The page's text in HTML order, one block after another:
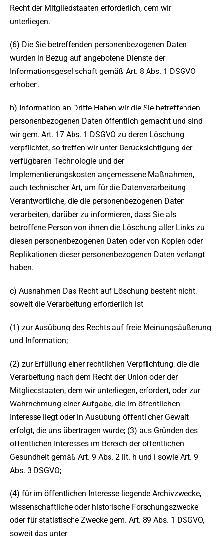
Recht der Mitgliedstaaten erforderlich, dem wir
unterliegen.
(6) Die Sie betreffenden personenbezogenen Daten
wurden in Bezug auf angebotene Dienste der
Informationsgesellschaft gemäß Art. 8 Abs. 1 DSGVO
erhoben.
b) Information an Dritte Haben wir die Sie betreffenden
personenbezogenen Daten öffentlich gemacht und sind
wir gem. Art. 17 Abs. 1 DSGVO zu deren Löschung
verpflichtet, so treffen wir unter Berücksichtigung der
verfügbaren Technologie und der
Implementierungskosten angemessene Maßnahmen,
auch technischer Art, um für die Datenverarbeitung
Verantwortliche, die die personenbezogenen Daten
verarbeiten, darüber zu informieren, dass Sie als
betroffene Person von ihnen die Löschung aller Links zu
diesen personenbezogenen Daten oder von Kopien oder
Replikationen dieser personenbezogenen Daten verlangt
haben.
c) Ausnahmen Das Recht auf Löschung besteht nicht,
soweit die Verarbeitung erforderlich ist
(1) zur Ausübung des Rechts auf freie Meinungsäußerung
und Information;
(2) zur Erfüllung einer rechtlichen Verpflichtung, die die
Verarbeitung nach dem Recht der Union oder der
Mitgliedstaaten, dem wir unterliegen, erfordert, oder zur
Wahrnehmung einer Aufgabe, die im öffentlichen
Interesse liegt oder in Ausübung öffentlicher Gewalt
erfolgt, die uns übertragen wurde; (3) aus Gründen des
öffentlichen Interesses im Bereich der öffentlichen
Gesundheit gemäß Art. 9 Abs. 2 lit. h und i sowie Art. 9
Abs. 3 DSGVO;
(4) für im öffentlichen Interesse liegende Archivzwecke,
wissenschaftliche oder historische Forschungszwecke
oder für statistische Zwecke gem. Art. 89 Abs. 1 DSGVO,
soweit das unter